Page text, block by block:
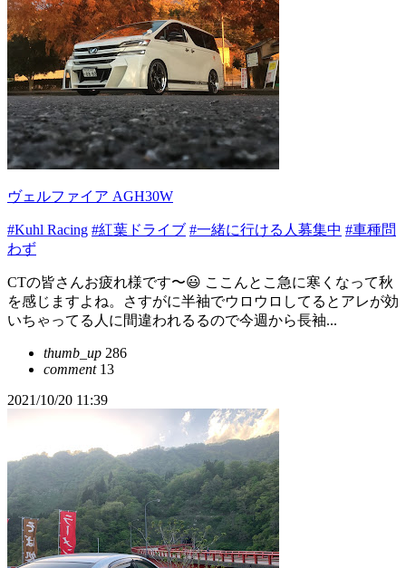
ヴェルファイア AGH30W
#Kuhl Racing #紅葉ドライブ #一緒に行ける人募集中 #車種問
わず
CTの皆さんお疲れ様です〜😃 ここんとこ急に寒くなって秋
を感じますよね。さすがに半袖でウロウロしてるとアレが効
いちゃってる人に間違われるるので今週から長袖...
thumb_up 286
comment13
2021/10/20 11:39